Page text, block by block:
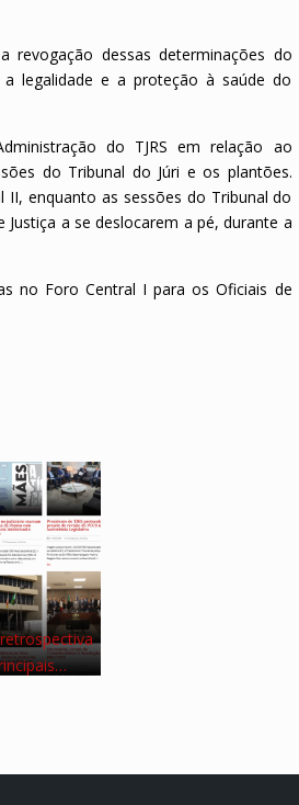
revogação dessas determinações do
legalidade e a proteção à saúde do
do TJRS em relação ao
do Tribunal do Júri e os plantões.
enquanto as sessões do Tribunal do
a se deslocarem a pé, durante a
no Foro Central I para os Oficiais de